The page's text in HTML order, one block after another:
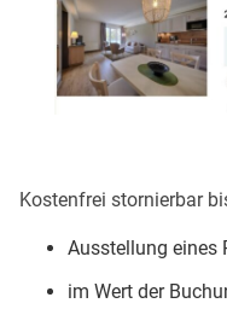
Kostenfrei stornierbar
Ausstellung eines
im Wert der